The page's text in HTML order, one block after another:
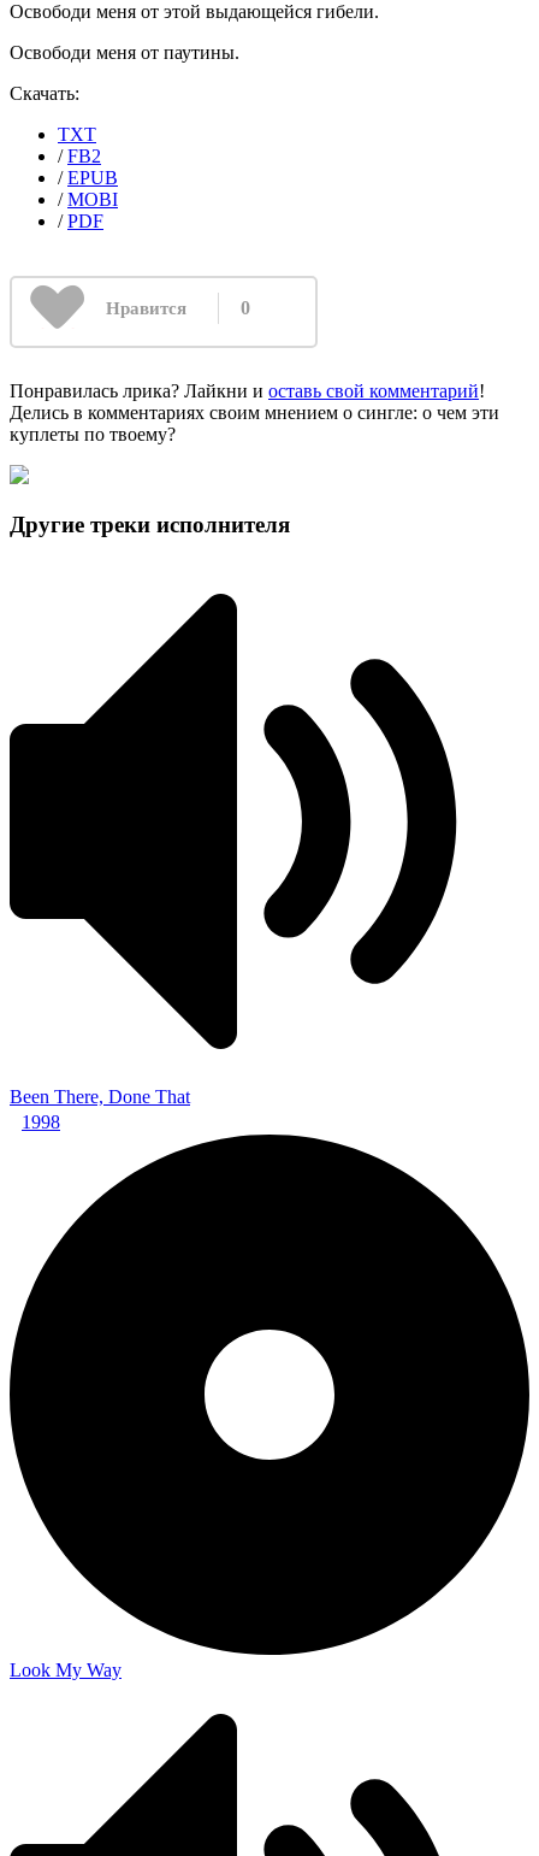
Освободи меня от этой выдающейся гибели.
Освободи меня от паутины.
Скачать:
TXT
/FB2
/EPUB
/MOBI
/PDF
Нравится 0
Понравилась лрика? Лайкни и оставь свой комментарий!
Делись в комментариях своим мнением о сингле: о чем эти
куплеты по твоему?
Другие треки исполнителя
Been There, Done That
1998
Look My Way